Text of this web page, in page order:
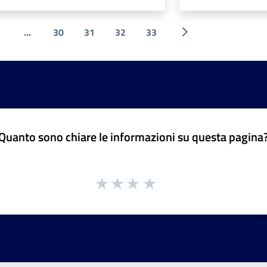
... 30 31 32 33
Successiva »
sono chiare le informazioni su questa